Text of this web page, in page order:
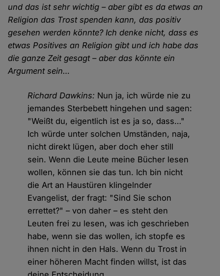
und das ist sehr wichtig – aber gibt es da etwas an
Religion das Trost spenden kann, das positiv
gesehen werden könnte? Ich denke nicht, dass es
etwas Positives an Religion gibt und ich habe das
die ganze Zeit gesagt – aber das könnte ein
Argument sein…
Richard Dawkins: Nun ja, ich würde nie zu
jemandes Sterbebett hingehen und sagen:
"Weißt du, eigentlich ist es ja so, dass…"
Ich würde unter solchen Umständen, naja,
nicht direkt lügen, aber doch eher still
sein. Wenn die Leute meine Bücher lesen
wollen, können sie das tun. Ich bin nicht
die Art an Haustüren klingelnder
Evangelist, der fragt: "Sind Sie schon
errettet?" – von daher – es steht den
Leuten frei zu lesen, was ich geschrieben
habe, wenn sie das wollen, ich stopfe es
ihnen nicht in den Hals. Wenn du Trost in
einer höheren Macht finden willst, ist das